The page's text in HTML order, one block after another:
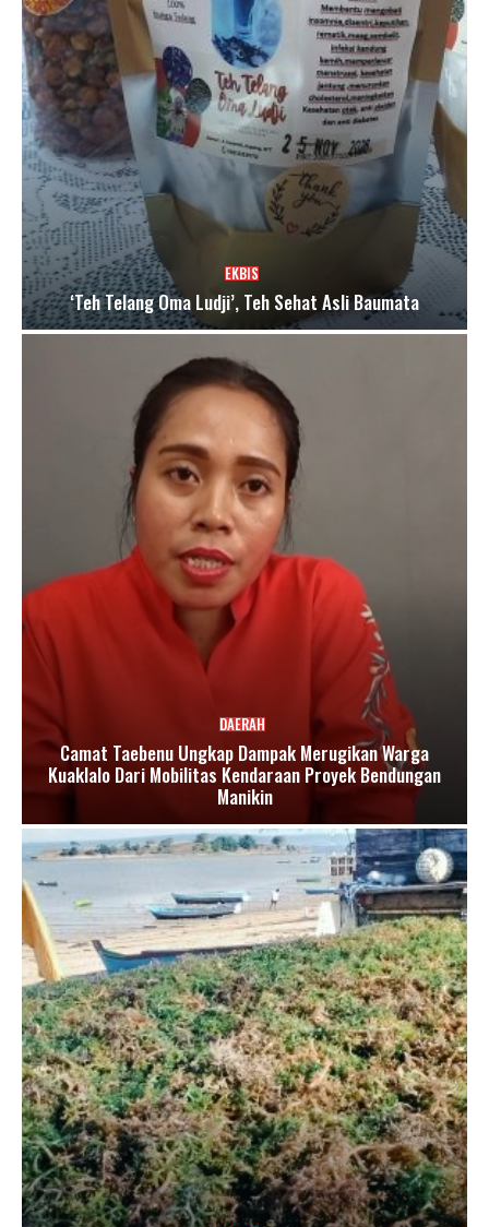
EKBIS
‘Teh Telang Oma Ludji’, Teh Sehat Asli Baumata
DAERAH
Camat Taebenu Ungkap Dampak Merugikan Warga
Kuaklalo Dari Mobilitas Kendaraan Proyek Bendungan
Manikin